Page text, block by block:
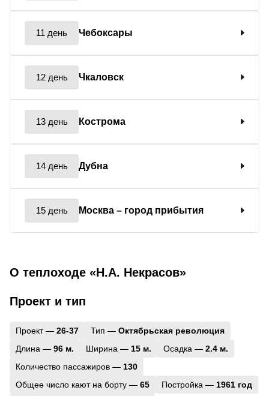
11 день Чебоксары
12 день Чкаловск
13 день Кострома
14 день Дубна
15 день Москва – город прибытия
О теплоходе «Н.А. Некрасов»
Проект и тип
Проект — 26-37 Тип — Октябрьская революция
Длина — 96 м. Ширина — 15 м. Осадка — 2.4 м.
Количество пассажиров — 130
Общее число кают на борту — 65 Постройка — 1961 год